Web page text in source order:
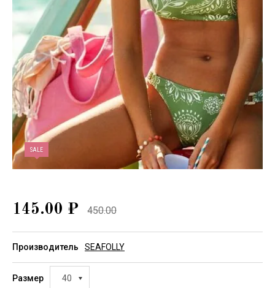
SALE
145.00 ₽ 450.00
Производитель SEAFOLLY
Размер 40